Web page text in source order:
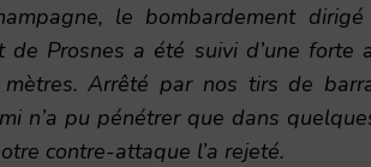
le bombardement
de Prosnes a été suivi d’une
Arrêté par nos tirs de
n’a pu pénétrer que dans
contre-attaque l’a rejeté.